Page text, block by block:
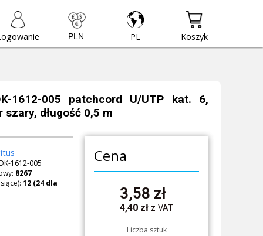
PL Koszyk
1612-005 patchcord U/UTP kat. 6,
szary, długość 0,5 m
1612-005
8267
Cena
3,58 zł
4,40 zł z VAT
Liczba sztuk